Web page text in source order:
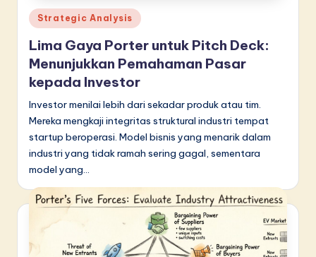
Posted
in
Strategic Analysis
Lima Gaya Porter untuk Pitch Deck:
Menunjukkan Pemahaman Pasar
kepada Investor
Investor menilai lebih dari sekadar produk atau tim.
Mereka mengkaji integritas struktural industri tempat
startup beroperasi. Model bisnis yang menarik dalam
industri yang tidak ramah sering gagal, sementara
model yang…